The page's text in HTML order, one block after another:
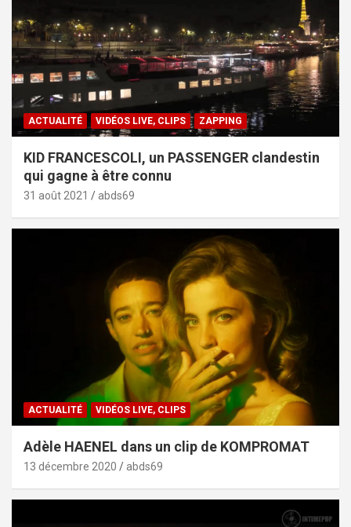
ACTUALITÉ VIDÉOS LIVE, CLIPS ZAPPING
KID FRANCESCOLI, un PASSENGER clandestin
qui gagne à être connu
31 août 2021 abds69
ACTUALITÉ VIDÉOS LIVE, CLIPS
Adèle HAENEL dans un clip de KOMPROMAT
13 décembre 2020 abds69